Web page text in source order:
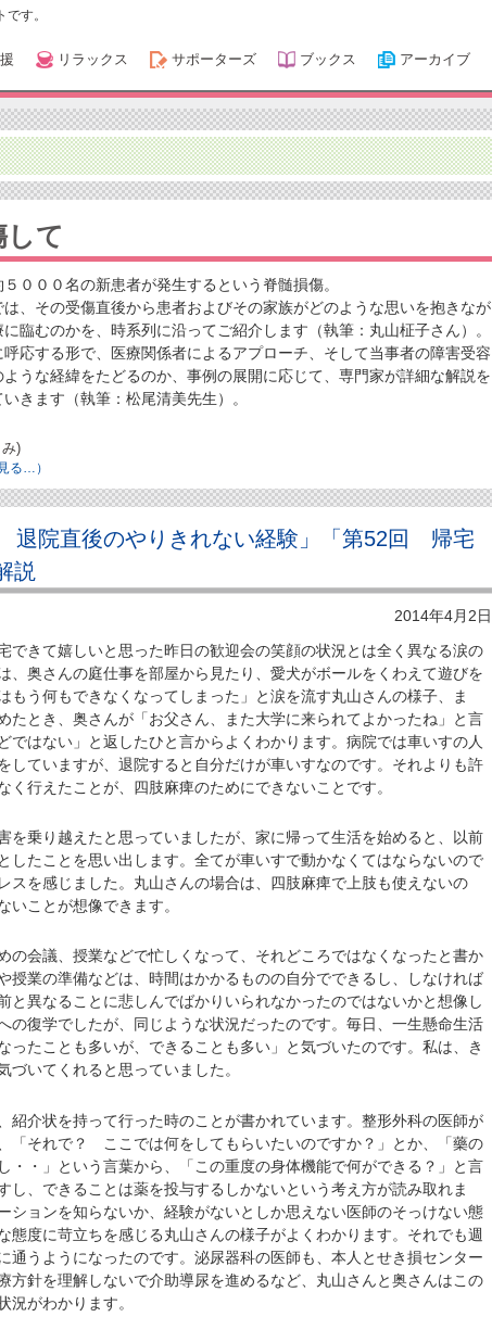
す。
リラックス サポーターズ ブックス アーカイブ
して
０００名の新患者が発生するという脊髄損傷。
は、その受傷直後から患者およびその家族がどのような思いを抱きなが
に臨むのかを、時系列に沿ってご紹介します（執筆：丸山柾子さん）。
呼応する形で、医療関係者によるアプローチ、そして当事者の障害受容
ような経緯をたどるのか、事例の展開に応じて、専門家が詳細な解説を
きます（執筆：松尾清美先生）。
)
る…）
院直後のやりきれない経験」「第52回 帰宅
説
2014年4月2日
きて嬉しいと思った昨日の歓迎会の笑顔の状況とは全く異なる涙の
、奥さんの庭仕事を部屋から見たり、愛犬がボールをくわえて遊びを
もう何もできなくなってしまった」と涙を流す丸山さんの様子、ま
たとき、奥さんが「お父さん、また大学に来られてよかったね」と言
ではない」と返したひと言からよくわかります。病院では車いすの人
していますが、退院すると自分だけが車いすなのです。それよりも許
く行えたことが、四肢麻痺のためにできないことです。
乗り越えたと思っていましたが、家に帰って生活を始めると、以前
したことを思い出します。全てが車いすで動かなくてはならないので
スを感じました。丸山さんの場合は、四肢麻痺で上肢も使えないの
いことが想像できます。
会議、授業などで忙しくなって、それどころではなくなったと書か
授業の準備などは、時間はかかるものの自分でできるし、しなければ
と異なることに悲しんでばかりいられなかったのではないかと想像し
の復学でしたが、同じような状況だったのです。毎日、一生懸命生活
ったことも多いが、できることも多い」と気づいたのです。私は、き
づいてくれると思っていました。
介状を持って行った時のことが書かれています。整形外科の医師が
「それで？ ここでは何をしてもらいたいのですか？」とか、「藥の
・・」という言葉から、「この重度の身体機能で何ができる？」と言
し、できることは薬を投与するしかないという考え方が読み取れま
ションを知らないか、経験がないとしか思えない医師のそっけない態
態度に苛立ちを感じる丸山さんの様子がよくわかります。それでも週
通うようになったのです。泌尿器科の医師も、本人とせき損センター
方針を理解しないで介助導尿を進めるなど、丸山さんと奥さんはこの
況がわかります。